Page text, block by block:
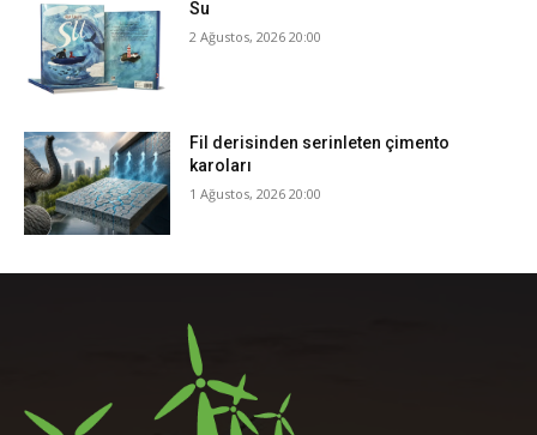
Su
2 Ağustos, 2026 20:00
Fil derisinden serinleten çimento
karoları
1 Ağustos, 2026 20:00